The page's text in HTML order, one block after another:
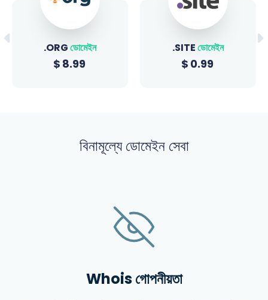
.ORGডোমেইন
$ 8.99
.SITEডোমেইন
$ 0.99
বিনামূল্যে ডোমেইন সেবা
Whois গোপনীয়তা